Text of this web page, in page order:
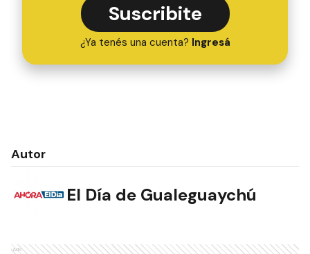
Suscribite
¿Ya tenés una cuenta? Ingresá
Autor
El Día de Gualeguaychú
Ads